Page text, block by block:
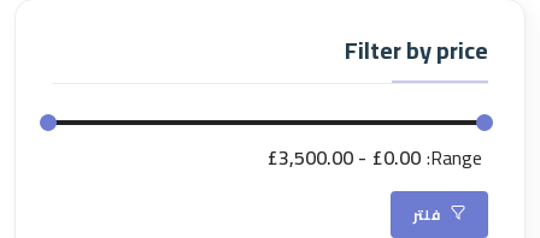
Filter by price
Range:
£0.00
£3,500.00
فلتر